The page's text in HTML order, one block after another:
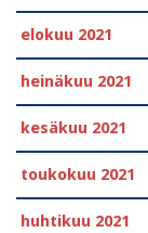
elokuu 2021
heinäkuu 2021
kesäkuu 2021
toukokuu 2021
huhtikuu 2021